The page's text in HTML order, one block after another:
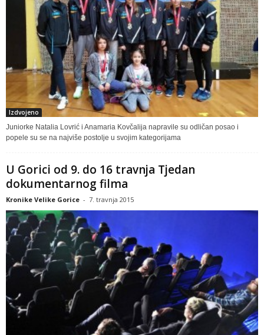
Izdvojeno
Juniorke Natalia Lovrić i Anamaria Kovčalija napravile su odličan posao i
popele su se na najviše postolje u svojim kategorijama
U Gorici od 9. do 16 travnja Tjedan
dokumentarnog filma
Kronike Velike Gorice - 7. travnja 2015